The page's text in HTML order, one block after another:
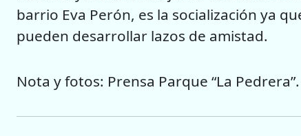
barrio Eva Perón, es la socialización ya
pueden desarrollar lazos de amistad.
Nota y fotos: Prensa Parque “La Pedrera”.